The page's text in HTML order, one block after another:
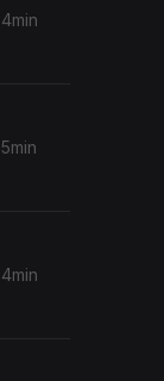
4min
5min
4min